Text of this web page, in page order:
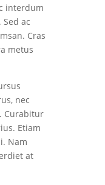
interdum
ac
Cras
metus
nec
Curabitur
Etiam
Nam
at